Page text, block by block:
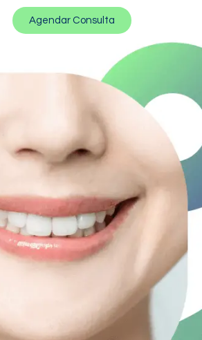
Agendar Consulta